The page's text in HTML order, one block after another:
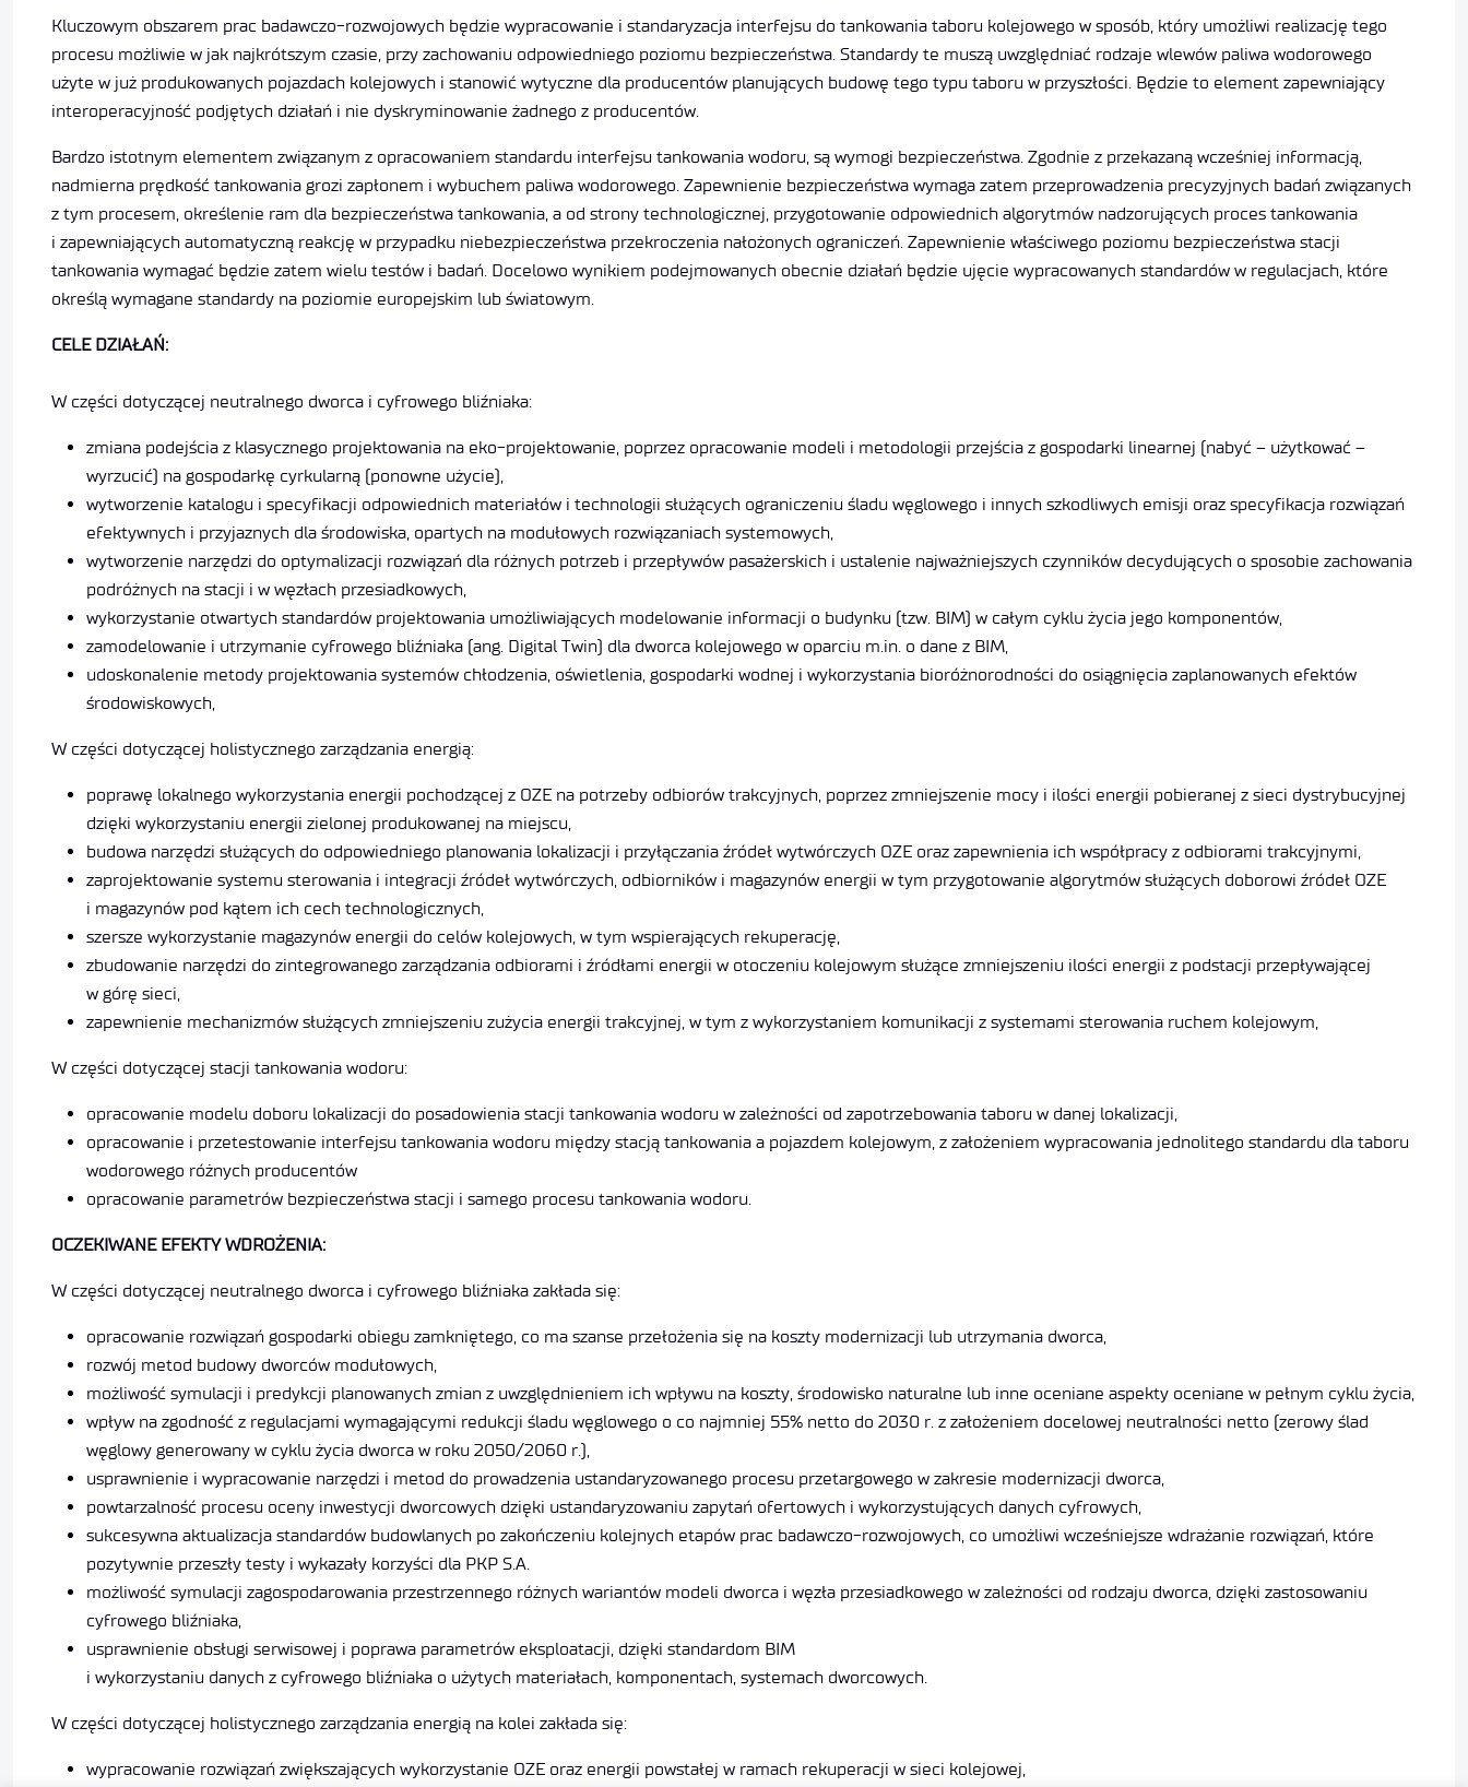
Kluczowym obszarem prac badawczo-rozwojowych będzie wypracowanie i standaryzacja interfejsu do tankowania taboru kolejowego w sposób, który umożliwi realizację tego
procesu możliwie w jak najkrótszym czasie, przy zachowaniu odpowiedniego poziomu bezpieczeństwa. Standardy te muszą uwzględniać rodzaje wlewów paliwa wodorowego
użyte w już produkowanych pojazdach kolejowych i stanowić wytyczne dla producentów planujących budowę tego typu taboru w przyszłości. Będzie to element zapewniający
interoperacyjność podjętych działań i nie dyskryminowanie żadnego z producentów.
Bardzo istotnym elementem związanym z opracowaniem standardu interfejsu tankowania wodoru, są wymogi bezpieczeństwa. Zgodnie z przekazaną wcześniej informacją,
nadmierna prędkość tankowania grozi zapłonem i wybuchem paliwa wodorowego. Zapewnienie bezpieczeństwa wymaga zatem przeprowadzenia precyzyjnych badań związanych
z tym procesem, określenie ram dla bezpieczeństwa tankowania, a od strony technologicznej, przygotowanie odpowiednich algorytmów nadzorujących proces tankowania
i zapewniających automatyczną reakcję w przypadku niebezpieczeństwa przekroczenia nałożonych ograniczeń. Zapewnienie właściwego poziomu bezpieczeństwa stacji
tankowania wymagać będzie zatem wielu testów i badań. Docelowo wynikiem podejmowanych obecnie działań będzie ujęcie wypracowanych standardów w regulacjach, które
określą wymagane standardy na poziomie europejskim lub światowym.
CELE DZIAŁAŃ:
W części dotyczącej neutralnego dworca i cyfrowego bliźniaka:
zmiana podejścia z klasycznego projektowania na eko-projektowanie, poprzez opracowanie modeli i metodologii przejścia z gospodarki linearnej (nabyć – użytkować –
wyrzucić) na gospodarkę cyrkularną (ponowne użycie),
wytworzenie katalogu i specyfikacji odpowiednich materiałów i technologii służących ograniczeniu śladu węglowego i innych szkodliwych emisji oraz specyfikacja rozwiązań
efektywnych i przyjaznych dla środowiska, opartych na modułowych rozwiązaniach systemowych,
wytworzenie narzędzi do optymalizacji rozwiązań dla różnych potrzeb i przepływów pasażerskich i ustalenie najważniejszych czynników decydujących o sposobie zachowania
podróżnych na stacji i w węzłach przesiadkowych,
wykorzystanie otwartych standardów projektowania umożliwiających modelowanie informacji o budynku (tzw. BIM) w całym cyklu życia jego komponentów,
zamodelowanie i utrzymanie cyfrowego bliźniaka (ang. Digital Twin) dla dworca kolejowego w oparciu m.in. o dane z BIM,
udoskonalenie metody projektowania systemów chłodzenia, oświetlenia, gospodarki wodnej i wykorzystania bioróżnorodności do osiągnięcia zaplanowanych efektów
środowiskowych,
W części dotyczącej holistycznego zarządzania energią:
poprawę lokalnego wykorzystania energii pochodzącej z OZE na potrzeby odbiorów trakcyjnych, poprzez zmniejszenie mocy i ilości energii pobieranej z sieci dystrybucyjnej
dzięki wykorzystaniu energii zielonej produkowanej na miejscu,
budowa narzędzi służących do odpowiedniego planowania lokalizacji i przyłączania źródeł wytwórczych OZE oraz zapewnienia ich współpracy z odbiorami trakcyjnymi,
zaprojektowanie systemu sterowania i integracji źródeł wytwórczych, odbiorników i magazynów energii w tym przygotowanie algorytmów służących doborowi źródeł OZE
i magazynów pod kątem ich cech technologicznych,
szersze wykorzystanie magazynów energii do celów kolejowych, w tym wspierających rekuperację,
zbudowanie narzędzi do zintegrowanego zarządzania odbiorami i źródłami energii w otoczeniu kolejowym służące zmniejszeniu ilości energii z podstacji przepływającej
w górę sieci,
zapewnienie mechanizmów służących zmniejszeniu zużycia energii trakcyjnej, w tym z wykorzystaniem komunikacji z systemami sterowania ruchem kolejowym,
W części dotyczącej stacji tankowania wodoru:
opracowanie modelu doboru lokalizacji do posadowienia stacji tankowania wodoru w zależności od zapotrzebowania taboru w danej lokalizacji,
opracowanie i przetestowanie interfejsu tankowania wodoru między stacją tankowania a pojazdem kolejowym, z założeniem wypracowania jednolitego standardu dla taboru
wodorowego różnych producentów
opracowanie parametrów bezpieczeństwa stacji i samego procesu tankowania wodoru.
OCZEKIWANE EFEKTY WDROŻENIA:
W części dotyczącej neutralnego dworca i cyfrowego bliźniaka zakłada się:
opracowanie rozwiązań gospodarki obiegu zamkniętego, co ma szanse przełożenia się na koszty modernizacji lub utrzymania dworca,
rozwój metod budowy dworców modułowych,
możliwość symulacji i predykcji planowanych zmian z uwzględnieniem ich wpływu na koszty, środowisko naturalne lub inne oceniane aspekty oceniane w pełnym cyklu życia,
wpływ na zgodność z regulacjami wymagającymi redukcji śladu węglowego o co najmniej 55% netto do 2030 r. z założeniem docelowej neutralności netto (zerowy ślad
węglowy generowany w cyklu życia dworca w roku 2050/2060 r.),
usprawnienie i wypracowanie narzędzi i metod do prowadzenia ustandaryzowanego procesu przetargowego w zakresie modernizacji dworca,
powtarzalność procesu oceny inwestycji dworcowych dzięki ustandaryzowaniu zapytań ofertowych i wykorzystujących danych cyfrowych,
sukcesywna aktualizacja standardów budowlanych po zakończeniu kolejnych etapów prac badawczo-rozwojowych, co umożliwi wcześniejsze wdrażanie rozwiązań, które
pozytywnie przeszły testy i wykazały korzyści dla PKP S.A.
możliwość symulacji zagospodarowania przestrzennego różnych wariantów modeli dworca i węzła przesiadkowego w zależności od rodzaju dworca, dzięki zastosowaniu
cyfrowego bliźniaka,
usprawnienie obsługi serwisowej i poprawa parametrów eksploatacji, dzięki standardom BIM
i wykorzystaniu danych z cyfrowego bliźniaka o użytych materiałach, komponentach, systemach dworcowych.
W części dotyczącej holistycznego zarządzania energią na kolei zakłada się:
wypracowanie rozwiązań zwiększających wykorzystanie OZE oraz energii powstałej w ramach rekuperacji w sieci kolejowej,